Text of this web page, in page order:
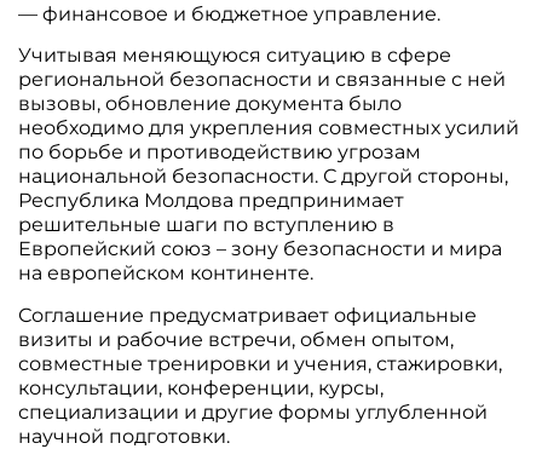
— финансовое и бюджетное управление.
Учитывая меняющуюся ситуацию в сфере
региональной безопасности и связанные с ней
вызовы, обновление документа было
необходимо для укрепления совместных усилий
по борьбе и противодействию угрозам
национальной безопасности. С другой стороны,
Республика Молдова предпринимает
решительные шаги по вступлению в
Европейский союз – зону безопасности и мира
на европейском континенте.
Соглашение предусматривает официальные
визиты и рабочие встречи, обмен опытом,
совместные тренировки и учения, стажировки,
консультации, конференции, курсы,
специализации и другие формы углубленной
научной подготовки.